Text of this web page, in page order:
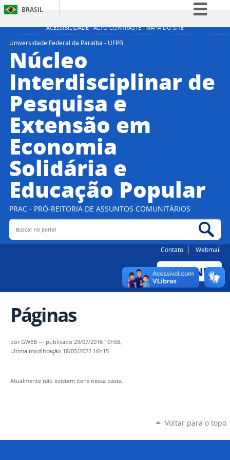
ACESSIBILIDADE ALTO CONTRASTE MAPA DO SITE
BRASIL
Simplifique!
Acesso à informação
Legislação
Universidade Federal da Paraíba - UFPB
Núcleo
Interdisciplinar de
Pesquisa e
Extensão em
Economia
Solidária e
Educação Popular
PRAC - PRÓ-REITORIA DE ASSUNTOS COMUNITÁRIOS
Buscar no portal
Contato Webmail
Páginas
porGWEB — publicado 29/07/2016 10h58,
última modificação 18/05/2022 16h15
Atualmente não existem itens nessa pasta.
Voltar para o topo